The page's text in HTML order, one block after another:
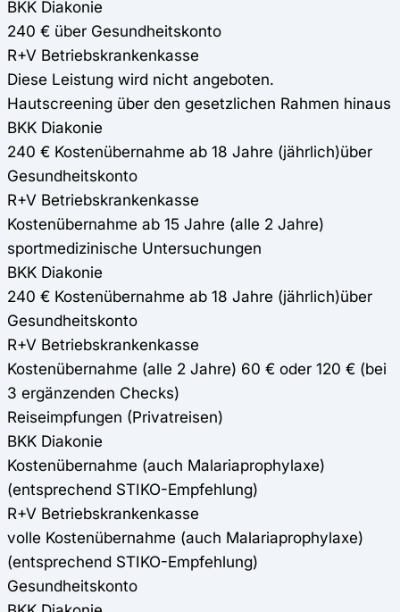
BKK Diakonie
240 € über Gesundheitskonto
R+V Betriebskrankenkasse
Diese Leistung wird nicht angeboten.
Hautscreening über den gesetzlichen Rahmen hinaus
BKK Diakonie
240 € Kostenübernahme ab 18 Jahre (jährlich)über
Gesundheitskonto
R+V Betriebskrankenkasse
Kostenübernahme ab 15 Jahre (alle 2 Jahre)
sportmedizinische Untersuchungen
BKK Diakonie
240 € Kostenübernahme ab 18 Jahre (jährlich)über
Gesundheitskonto
R+V Betriebskrankenkasse
Kostenübernahme (alle 2 Jahre) 60 € oder 120 € (bei
3 ergänzenden Checks)
Reiseimpfungen (Privatreisen)
BKK Diakonie
Kostenübernahme (auch Malariaprophylaxe)
(entsprechend STIKO-Empfehlung)
R+V Betriebskrankenkasse
volle Kostenübernahme (auch Malariaprophylaxe)
(entsprechend STIKO-Empfehlung)
Gesundheitskonto